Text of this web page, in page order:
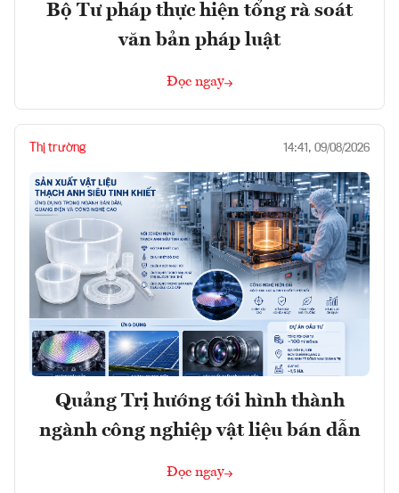
Bộ Tư pháp thực hiện tổng rà soát
văn bản pháp luật
Đọc ngay
Thị trường 14:41, 09/08/2026
Quảng Trị hướng tới hình thành
ngành công nghiệp vật liệu bán dẫn
Đọc ngay